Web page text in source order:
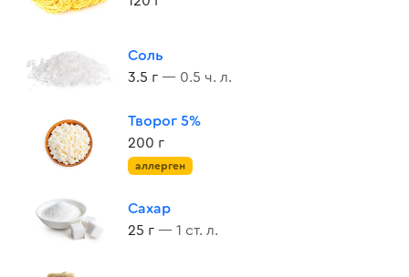
Соль
3.5 г — 0.5 ч. л.
Творог 5%
200 г
аллерген
Сахар
25 г — 1 ст. л.